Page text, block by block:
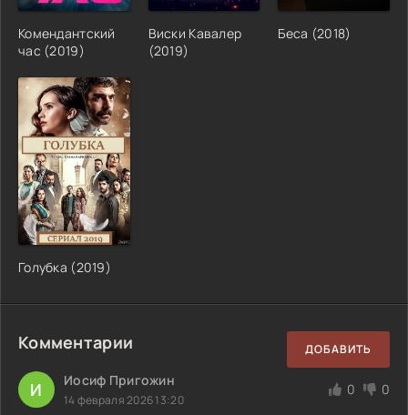
Комендантский
час (2019)
Виски Кавалер
(2019)
Беса (2018)
Голубка (2019)
Комментарии ДОБАВИТЬ
И Иосиф Пригожин
14 февраля 2026 13:20
0 0